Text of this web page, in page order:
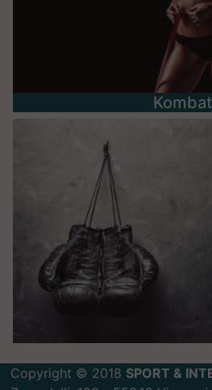
Kombat
Copyright © 2018 SPORT &